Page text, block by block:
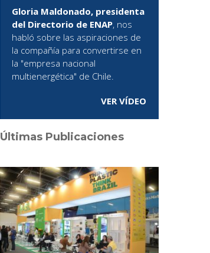
Gloria Maldonado, presidenta
del Directorio de ENAP, nos
habló sobre las aspiraciones de
la compañía para convertirse en
la "empresa nacional
multienergética" de Chile.
VER VÍDEO
Últimas Publicaciones